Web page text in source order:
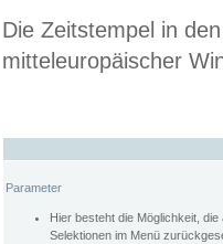
Die Zeitstempel in
mitteleuropäischer
Parameter
Hier besteht die Möglichkeit,
Selektionen im Menü